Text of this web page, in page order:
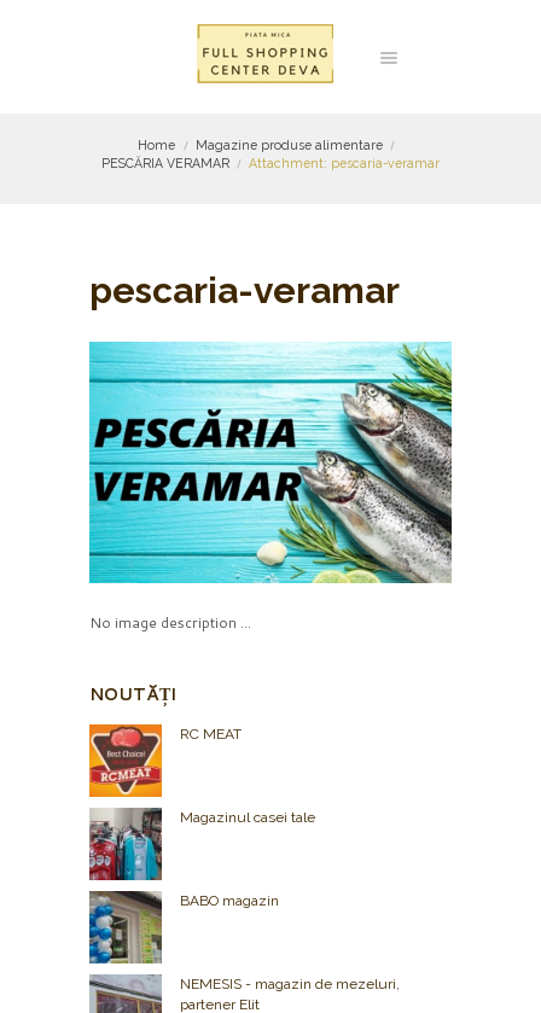
Home
Magazine produse alimentare
PESCĂRIA VERAMAR
Attachment: pescaria-veramar
pescaria-veramar
No image description ...
NOUTĂȚI
RC MEAT
Magazinul casei tale
BABO magazin
NEMESIS - magazin de mezeluri,
partener Elit